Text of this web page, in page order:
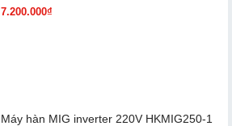
7.200.000₫
Máy hàn MIG inverter 220V HKMIG250-1